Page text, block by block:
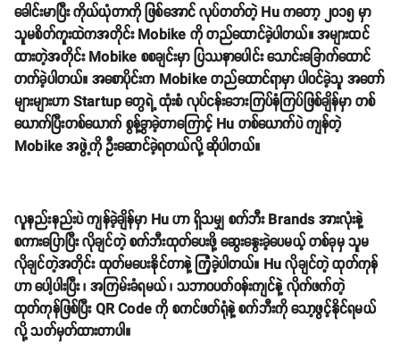
ခေါင်းမာပြီး ကိုယ်ယုံတာကို ဖြစ်အောင် လုပ်တတ်တဲ့ Hu ကတော့ ၂၀၁၅ မှာ
သူမစိတ်ကူးထဲကအတိုင်း Mobike ကို တည်ထောင်ခဲ့ပါတယ်။ အများထင်
ထားတဲ့အတိုင်း Mobike စစချင်းမှာ ပြဿနာပေါင်း သောင်းခြောက်ထောင်
တက်ခဲ့ပါတယ်။ အစောပိုင်းက Mobike တည်ထောင်ရာမှာ ပါဝင်ခဲ့သူ အတော်
များများဟာ Startup တွေရဲ့ ထုံးစံ လုပ်ငန်းဘေးကြပ်နံကြပ်ဖြစ်ချိန်မှာ တစ်
ယောက်ပြီးတစ်ယောက် စွန့်ခွာခဲ့တာကြောင့် Hu တစ်ယောက်ပဲ ကျန်တဲ့
Mobike အဖွဲ့ကို ဦးဆောင်ခဲ့ရတယ်လို့ ဆိုပါတယ်။
လူနည်းနည်းပဲ ကျန်ခဲ့ချိန်မှာ Hu ဟာ ရှိသမျှ စက်ဘီး Brands အားလုံးနဲ့
စကားပြောပြီး လိုချင်တဲ့ စက်ဘီးထုတ်ပေးဖို့ ဆွေးနွေးခဲ့ပေမယ့် တစ်ခုမှ သူမ
လိုချင်တဲ့အတိုင်း ထုတ်မပေးနိုင်တာနဲ့ ကြုံခဲ့ပါတယ်။ Hu လိုချင်တဲ့ ထုတ်ကုန်
ဟာ ပေါ့ပါးပြီး ၊ အကြမ်းခံရမယ် ၊ သဘာဝပတ်ဝန်းကျင်နဲ့ လိုက်ဖက်တဲ့
ထုတ်ကုန်ဖြစ်ပြီး QR Code ကို စကင်ဖတ်ရုံနဲ့ စက်ဘီးကို သော့ဖွင့်နိုင်ရမယ်
လို့ သတ်မှတ်ထားတာပါ။